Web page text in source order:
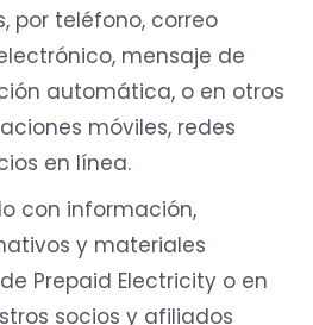
por teléfono, correo
mensaje de
automática, o en otros
móviles, redes
en línea.
con información,
y materiales
Prepaid Electricity o en
socios y afiliados